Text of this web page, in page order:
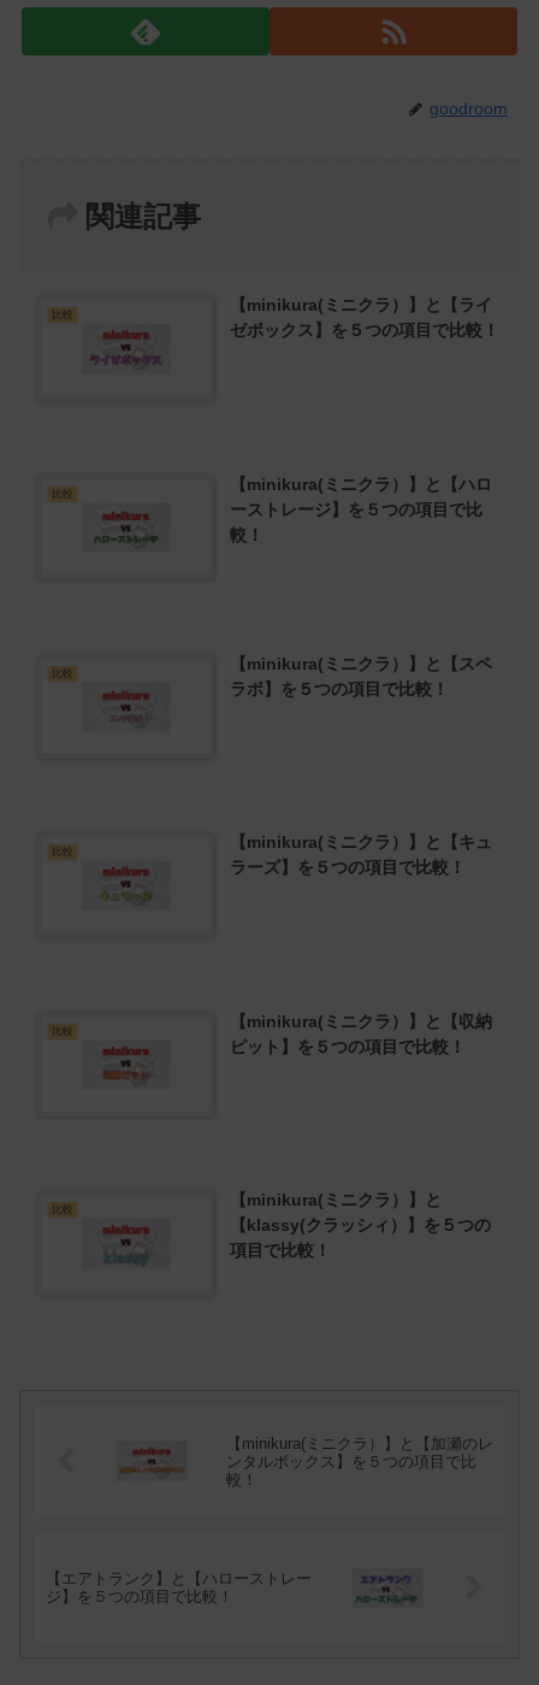
goodroom
関連記事
比較
【minikura(ミニクラ）】と【ライ
ゼボックス】を５つの項目で比較！
比較
【minikura(ミニクラ）】と【ハロ
ーストレージ】を５つの項目で比
較！
比較
【minikura(ミニクラ）】と【スペ
ラボ】を５つの項目で比較！
比較
【minikura(ミニクラ）】と【キュ
ラーズ】を５つの項目で比較！
比較
【minikura(ミニクラ）】と【収納
ピット】を５つの項目で比較！
比較
【minikura(ミニクラ）】と
【klassy(クラッシィ）】を５つの
項目で比較！
【minikura(ミニクラ）】と【加瀬のレ
ンタルボックス】を５つの項目で比
較！
【エアトランク】と【ハローストレー
ジ】を５つの項目で比較！